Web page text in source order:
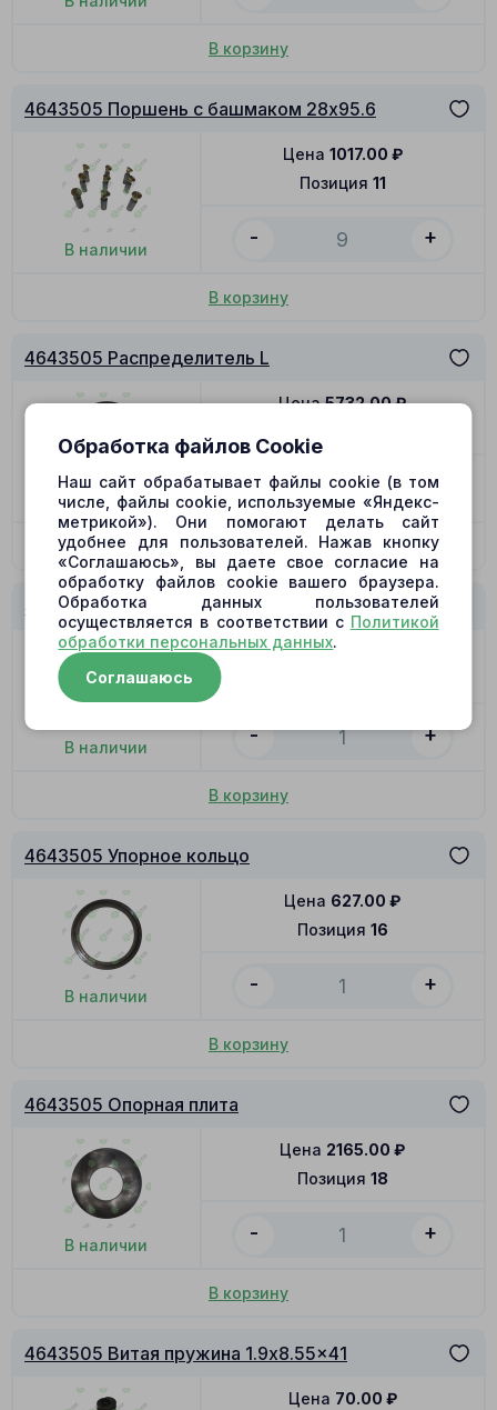
В корзину
4643505 Поршень с башмаком 28x95.6
В наличии
Позиция 11
Цена 1017.00 ₽
- +
В корзину
4643505 Распределитель L
В наличии
Цена 5732.00₽
- +
В корзину
4643505 Распределитель R
В наличии
Цена 5732.00
- +
В корзину
4643505 Упорное кольцо
В наличии
Позиция 16
Цена 627.00 ₽
- +
В корзину
4643505 Опорная плита
В наличии
Позиция 18
Цена 2165.00 ₽
- +
В корзину
4643505 Витая пружина 1.9x8.55x41
Цена 70.00 ₽
Обработка файлов Cookie
Наш сайт обрабатывает файлы cookie (в том
числе, файлы cookie, используемые «Яндекс-
метрикой»). Они помогают делать сайт
удобнее для пользователей. Нажав кнопку
«Соглашаюсь», вы даете свое согласие на
обработку файлов cookie вашего браузера.
Обработка данных пользователей
осуществляется в соответствии с Политикой
обработки персональных данных.
Соглашаюсь